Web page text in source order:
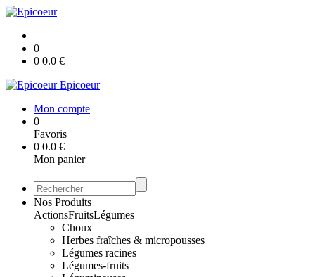
0
0 0.0 €
Epicoeur
Mon compte
0
Favoris
0 0.0 €
Mon panier
Nos Produits
ActionsFruitsLégumes
Choux
Herbes fraîches & micropousses
Légumes racines
Légumes-fruits